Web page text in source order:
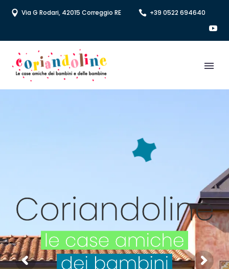
Via G Rodari, 42015 Correggio RE +39 0522 694640